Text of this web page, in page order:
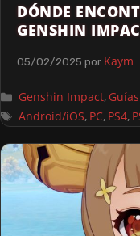
DÓNDE
GENSHIN
05/02/2025 por Kaym
Genshin Impact, Guías
Android/iOS, PC, PS4,